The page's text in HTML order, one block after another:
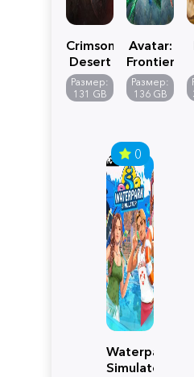
Crimson
Desert
Размер:
131 GB
Avatar:
Frontiers
of
Pandora
Размер:
136 GB
0
Waterpark
Simulator